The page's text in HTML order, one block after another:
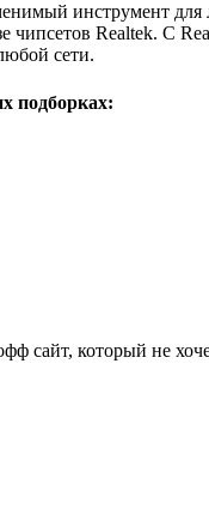
инструмент для
чипсетов Realtek. С
сети.
подборках:
сайт, который не